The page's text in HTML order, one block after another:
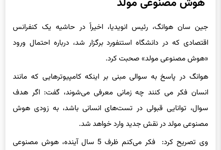
جین سان هوانگ، رئیس انویدیا، اخیراً در حاشیه یک کنفرانس
اقتصادی که در دانشگاه استنفورد برگزار شد، درباره احتمال ورود
«هوش مصنوعی مولد» صحبت کرد.
هوانگ در پاسخ به سوالی مبنی بر اینکه کامپیوترهایی که مانند
انسان فکر می کنند چه زمانی معرفی می‌شوند، گفت: اگر هدف
سوال، توانایی قبولی در تست‌های انسانی باشد، به زودی هوش
مصنوعی مولد در نقش جدید وارد خواهد شد.
وی تصریح کرد: فکر می‌کنم ظرف 5 سال آینده، هوش مصنوعی
مولد از عهده همه تست‌ها برخواهد آمد. هر کدام را به صورت